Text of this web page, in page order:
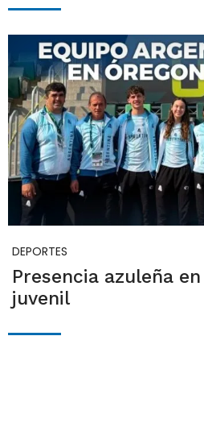
DEPORTES
Presencia azuleña
juvenil